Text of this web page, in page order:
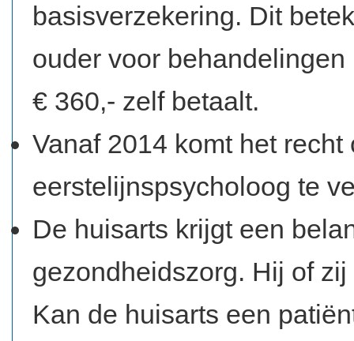
basisverzekering. Dit
ouder voor
€ 360,- zelf betaalt.
Vanaf 2014 komt het
eerstelijnspsycholoog te
De huisarts krijgt een
gezondheidszorg. Hij of
Kan de huisarts een